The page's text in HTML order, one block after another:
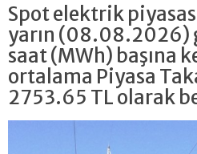
Spot elektrik
yarın (08.08.2026)
saat (MWh) başına
ortalama Piyasa
2753.65 TL olarak